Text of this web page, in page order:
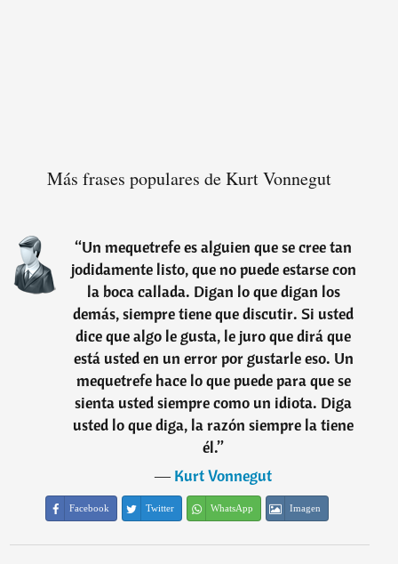
Más frases populares de Kurt Vonnegut
“Un mequetrefe es alguien que se cree tan
jodidamente listo, que no puede estarse con
la boca callada. Digan lo que digan los
demás, siempre tiene que discutir. Si usted
dice que algo le gusta, le juro que dirá que
está usted en un error por gustarle eso. Un
mequetrefe hace lo que puede para que se
sienta usted siempre como un idiota. Diga
usted lo que diga, la razón siempre la tiene
él.”
―Kurt Vonnegut
Facebook Twitter WhatsApp Imagen